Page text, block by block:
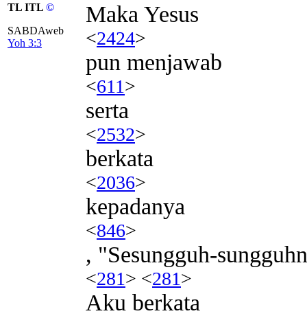
TL ITL ©
SABDAweb
Yoh 3:3
Maka Yesus
<2424>
pun menjawab
<611>
serta
<2532>
berkata
<2036>
kepadanya
<846>
, "Sesungguh-
<281> <281>
Aku berkata